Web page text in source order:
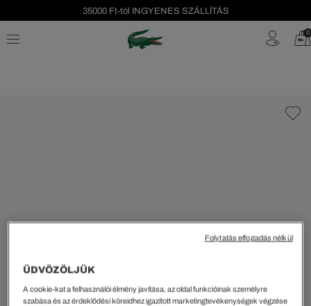
35000 Ft-tól INGYENES SZÁLLÍTÁS
Szezonális leárazás akár -40%! 0
ÜDVÖZÖLJÜK
A cookie-kat a felhasználói élmény javítása, az oldal funkcióinak személyre
szabása és az érdeklődési köreidhez igazított marketingtevékenységek végzése
Folytatás elfogadás nélkül